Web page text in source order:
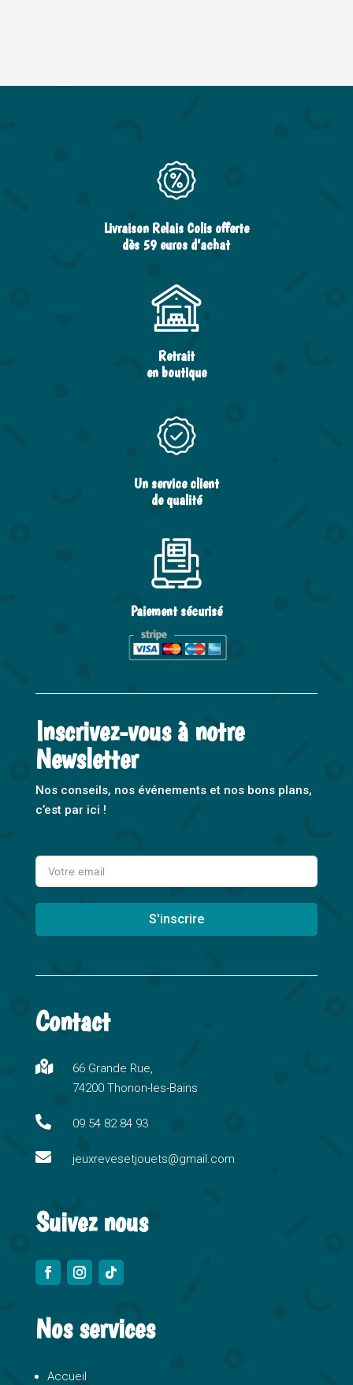
Livraison Relais Colis offerte
dès 59 euros d’achat
Retrait
en boutique
Un service client
de qualité
Paiement sécurisé
Inscrivez-vous à notre
Newsletter
Nos conseils, nos événements et nos bons plans,
c’est par ici !
S'inscrire
l
e
n
a
i
e
Contact

66 Grande Rue,
74200 Thonon-les-Bains
 09 54 82 84 93
 jeuxrevesetjouets@gmail.com
Suivez nous
Nos services
Accueil